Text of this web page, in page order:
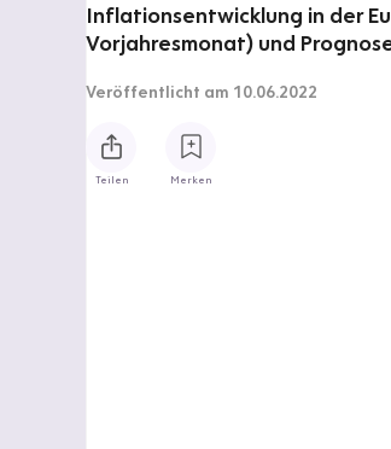
Inflationsentwicklung in der
Vorjahresmonat) und
Veröffentlicht am 10.06.2022
Teilen Merken